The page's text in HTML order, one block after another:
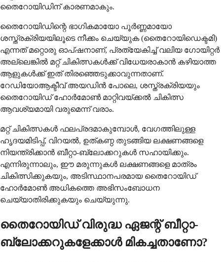
തൈറോയിഡിന് കാരണമാകും.
തൈറോയിഡിന്റെ ഭാഗികമായോ പൂർണ്ണമായോ
ശസ്ത്രക്രിയയിലൂടെ നീക്കം ചെയ്യുക (തൈറോയിഡെക്ടമി)
എന്നത് മറ്റൊരു ഓപ്ഷനാണ്, പ്രത്യേകിച്ച് വലിയ ഗോയിറ്റർ
അല്ലെങ്കിൽ മറ്റ് ചികിത്സകൾക്ക് വിധേയരാകാൻ കഴിയാത്ത
ആളുകൾക്ക് ഇത് തിരഞ്ഞെടുക്കാവുന്നതാണ്.
റേഡിയോആക്ടീവ് അയഡിൻ പോലെ, ശസ്ത്രക്രിയയും
തൈറോയിഡ് ഹോർമോൺ മാറ്റിവയ്ക്കൽ ചികിത്സ
ആവശ്യമായി വരുമെന്ന് വരാം.
മറ്റ് ചികിത്സകൾ ഫലപ്രദമാകുമ്പോൾ, വേഗത്തിലുള്ള
ഹൃദയമിടിപ്പ്, വിറയൽ, ഉത്കണ്ഠ തുടങ്ങിയ ലക്ഷണങ്ങളെ
നിയന്ത്രിക്കാൻ ബീറ്റാ-ബ്ലോക്കറുകൾ സഹായിക്കും.
എന്നിരുന്നാലും, ഈ മരുന്നുകൾ ലക്ഷണങ്ങളെ മാത്രം
ചികിത്സിക്കുകയും, അടിസ്ഥാനപരമായ തൈറോയിഡ്
ഹോർമോൺ അധികത്തെ അഭിസംബോധന
ചെയ്യാതിരിക്കുകയും ചെയ്യുന്നു.
തൈറോയിഡ് വിരുദ്ധ ഏജന്റ് ബീറ്റാ-
ബ്ലോക്കറുകളേക്കാൾ മികച്ചതാണോ?